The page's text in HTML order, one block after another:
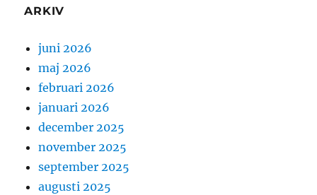
ARKIV
juni 2026
maj 2026
februari 2026
januari 2026
december 2025
november 2025
september 2025
augusti 2025